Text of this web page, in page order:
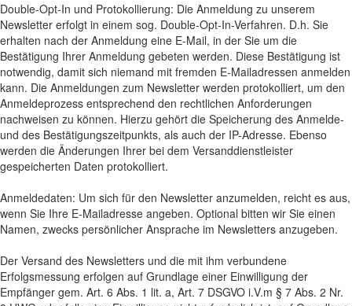
Double-Opt-In und Protokollierung: Die Anmeldung zu unserem
Newsletter erfolgt in einem sog. Double-Opt-In-Verfahren. D.h. Sie
erhalten nach der Anmeldung eine E-Mail, in der Sie um die
Bestätigung Ihrer Anmeldung gebeten werden. Diese Bestätigung ist
notwendig, damit sich niemand mit fremden E-Mailadressen anmelden
kann. Die Anmeldungen zum Newsletter werden protokolliert, um den
Anmeldeprozess entsprechend den rechtlichen Anforderungen
nachweisen zu können. Hierzu gehört die Speicherung des Anmelde-
und des Bestätigungszeitpunkts, als auch der IP-Adresse. Ebenso
werden die Änderungen Ihrer bei dem Versanddienstleister
gespeicherten Daten protokolliert.
Anmeldedaten: Um sich für den Newsletter anzumelden, reicht es aus,
wenn Sie Ihre E-Mailadresse angeben. Optional bitten wir Sie einen
Namen, zwecks persönlicher Ansprache im Newsletters anzugeben.
Der Versand des Newsletters und die mit ihm verbundene
Erfolgsmessung erfolgen auf Grundlage einer Einwilligung der
Empfänger gem. Art. 6 Abs. 1 lit. a, Art. 7 DSGVO i.V.m § 7 Abs. 2 Nr.